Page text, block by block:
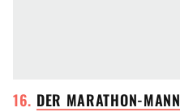
DER MARATHON-MANN